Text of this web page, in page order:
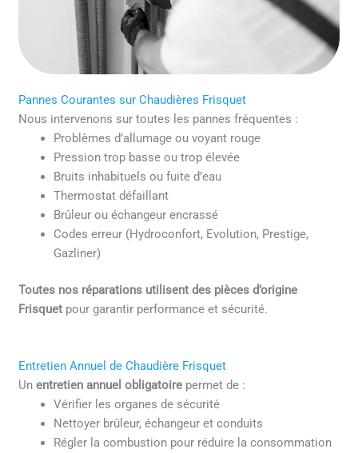
Pannes Courantes sur Chaudières Frisquet
Nous intervenons sur toutes les pannes fréquentes :
Problèmes d’allumage ou voyant rouge
Pression trop basse ou trop élevée
Bruits inhabituels ou fuite d’eau
Thermostat défaillant
Brûleur ou échangeur encrassé
Codes erreur (Hydroconfort, Evolution, Prestige,
Gazliner)
Toutes nos réparations utilisent des pièces d’origine
Frisquet pour garantir performance et sécurité.
Entretien Annuel de Chaudière Frisquet
Unentretien annuel obligatoire permet de :
Vérifier les organes de sécurité
Nettoyer brûleur, échangeur et conduits
Régler la combustion pour réduire la consommation